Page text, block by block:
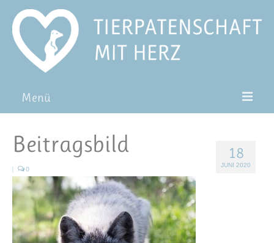
Menü
Pat*in werden
Patenschaft verschenken
Blog
FAQ
18
JUNI 2020
Beitragsbild
| 0